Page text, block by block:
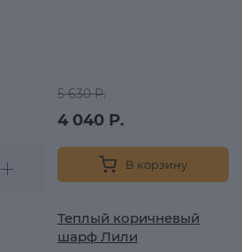
5 630 Р.
4 040 Р.
В корзину
Теплый коричневый
шарф Лили